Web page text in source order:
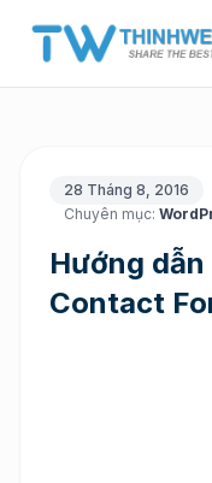
28 Tháng 8, 2016
Chuyên mục:
Hướng
Contact